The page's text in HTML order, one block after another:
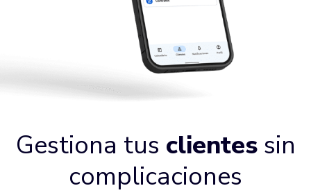
Gestiona tus clientessin
complicaciones